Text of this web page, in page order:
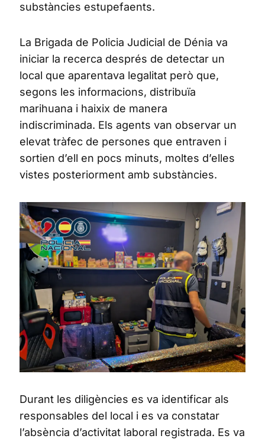
substàncies estupefaents.
La Brigada de Policia Judicial de Dénia va
iniciar la recerca després de detectar un
local que aparentava legalitat però que,
segons les informacions, distribuïa
marihuana i haixix de manera
indiscriminada. Els agents van observar un
elevat tràfec de persones que entraven i
sortien d’ell en pocs minuts, moltes d’elles
vistes posteriorment amb substàncies.
Durant les diligències es va identificar als
responsables del local i es va constatar
l’absència d’activitat laboral registrada. Es va